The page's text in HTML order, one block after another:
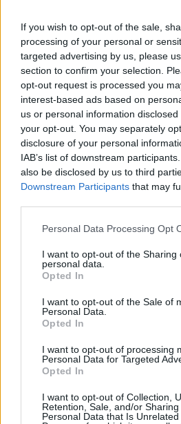
If you wish to opt-out of the sale,
processing of your personal or
targeted advertising by us, please
section to confirm your selection.
opt-out request is processed you
interest-based ads based on
us or personal information
your opt-out. You may separately
disclosure of your personal
IAB’s list of downstream
also be disclosed by us to third
Downstream Participants that may
Please note that this website/app
not limited to your visit or usage
grant or deny consent to Google
use your data for below specified
consent section.
Personal Data Processing Opt
I want to opt-out of the Sharing
personal data.
Opted In
I want to opt-out of the Sale of
Personal Data.
Opted In
I want to opt-out of processing
Personal Data for Targeted
Opted In
I want to opt-out of Collection,
Retention, Sale, and/or
Personal Data that Is
Önkormányzat, a tartozásuk
halmozódik, már meghaladja a
2023. augusztus 11. 5:08
Fizetésképtelenné vált az
Lakatos Oszkár, az Országos
elnökhelyettese bejelentette a
ellehetetlenülését és
rezsit sem tudják kifizetni, és
kaphatnak.